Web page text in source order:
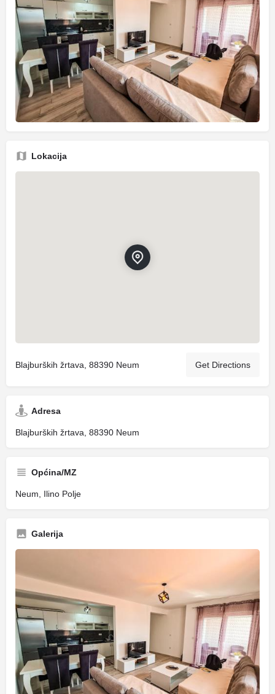
Lokacija
Blajburških žrtava, 88390 Neum Get Directions
Adresa
Blajburških žrtava, 88390 Neum
Općina/MZ
Neum, Ilino Polje
Galerija